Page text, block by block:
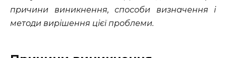
причини виникнення, способи визначення і
методи вирішення цієї проблеми.